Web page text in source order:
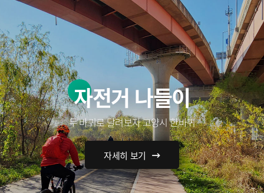
자전거 나들이
두 바퀴로 달려보자 고양시 한바퀴
자세히 보기